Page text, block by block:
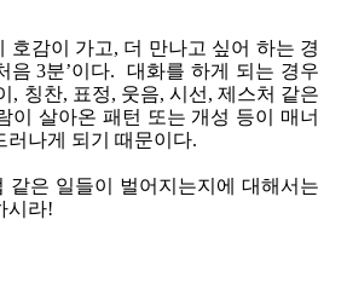
감이 가고, 더 만나고 싶어 하는 경
음 3분’이다. 대화를 하게 되는 경우
, 칭찬, 표정, 웃음, 시선, 제스처 같은
이 살아온 패턴 또는 개성 등이 매너
러나게 되기 때문이다.
은 일들이 벌어지는지에 대해서는
시라!